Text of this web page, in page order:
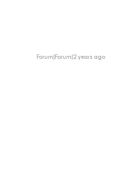
Forum|Forum|2 years ago